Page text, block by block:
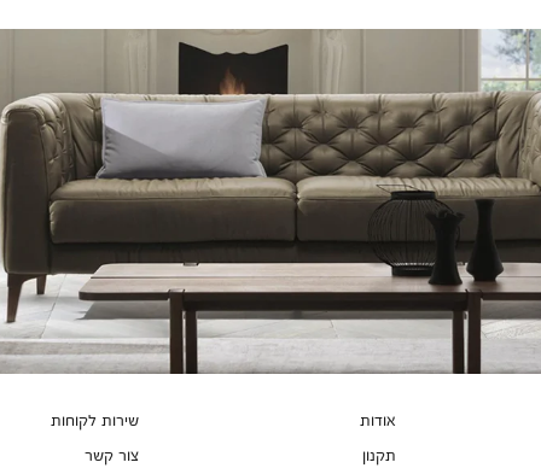
אודות
תקנון
שירות לקוחות
צור קשר